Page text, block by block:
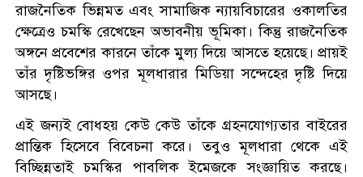
রাজনৈতিক ভিন্নমত এবং সামাজিক ন্যায়বিচারের ওকালতির
ক্ষেত্রেও চমস্কি রেখেছেন অভাবনীয় ভূমিকা। কিন্তু রাজনৈতিক
অঙ্গনে প্রবেশের কারনে তাঁকে মুল্য দিয়ে আসতে হয়েছে। প্রায়ই
তাঁর দৃষ্টিভঙ্গির ওপর মূলধারার মিডিয়া সন্দেহের দৃষ্টি দিয়ে
আসছে।
এই জন্যই বোধহয় কেউ কেউ তাঁকে গ্রহনযোগ্যতার বাইরের
প্রান্তিক হিসেবে বিবেচনা করে। তবুও মূলধারা থেকে এই
বিচ্ছিন্নতাই চমস্কির পাবলিক ইমেজকে সংজ্ঞায়িত করছে।